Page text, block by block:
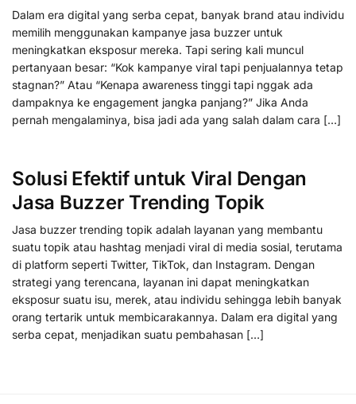
Dalam era digital yang serba cepat, banyak brand atau individu
memilih menggunakan kampanye jasa buzzer untuk
meningkatkan eksposur mereka. Tapi sering kali muncul
pertanyaan besar: “Kok kampanye viral tapi penjualannya tetap
stagnan?” Atau “Kenapa awareness tinggi tapi nggak ada
dampaknya ke engagement jangka panjang?” Jika Anda
pernah mengalaminya, bisa jadi ada yang salah dalam cara […]
Solusi Efektif untuk Viral Dengan
Jasa Buzzer Trending Topik
Jasa buzzer trending topik adalah layanan yang membantu
suatu topik atau hashtag menjadi viral di media sosial, terutama
di platform seperti Twitter, TikTok, dan Instagram. Dengan
strategi yang terencana, layanan ini dapat meningkatkan
eksposur suatu isu, merek, atau individu sehingga lebih banyak
orang tertarik untuk membicarakannya. Dalam era digital yang
serba cepat, menjadikan suatu pembahasan […]